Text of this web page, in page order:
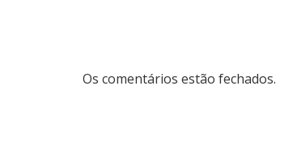
Os comentários estão fechados.